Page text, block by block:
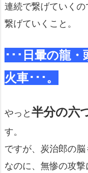
連続で繋げていく
繋げていくこと。
･･･日暈の龍・
火車･･･。
やっと半分の六
す。
ですが、炭治郎の脳
なのに、無惨の攻撃